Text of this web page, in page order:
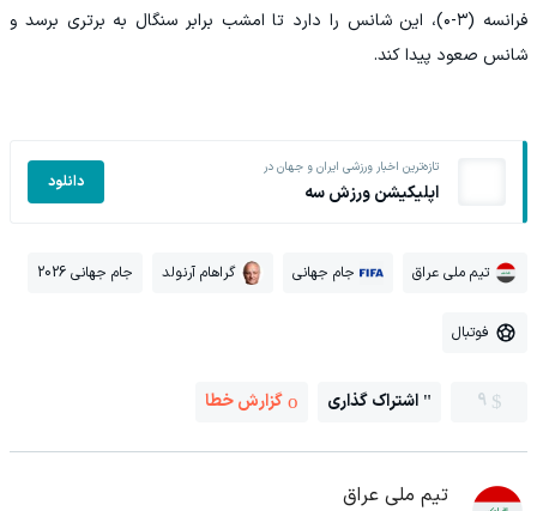
فرانسه (۳-۰)، این شانس را دارد تا امشب برابر سنگال به برتری برسد و
شانس صعود پیدا کند.
تازه‌ترین اخبار ورزشی ایران و جهان در
اپلیکیشن ورزش سه دانلود
تیم ملی عراق جام جهانی گراهام آرنولد جام جهانی 2026
فوتبال
9 اشتراک گذاری گزارش خطا
تیم ملی عراق